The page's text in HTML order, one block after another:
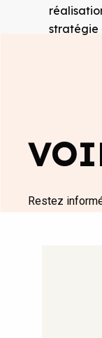
stratégie
Restez